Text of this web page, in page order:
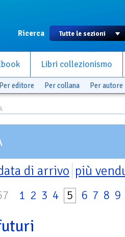
Ricerca
Libri collezionismo
Per editore Per collana Per autore
di arrivo più
1 2 3 4 5 6 7 8 9